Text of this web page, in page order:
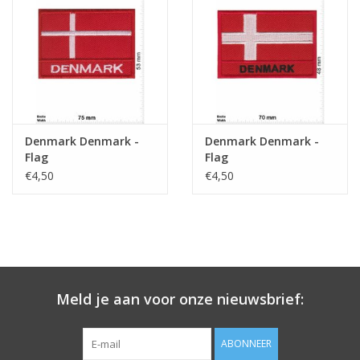
Sleutelhanger
Sticker
Denmark Denmark -
Flag
€4,50
Denmark Denmark -
Flag
€4,50
Meld je aan voor onze nieuwsbrief:
ABONNEER